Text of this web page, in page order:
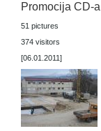
Promocija CD-a
51 pictures
374 visitors
[06.01.2011]